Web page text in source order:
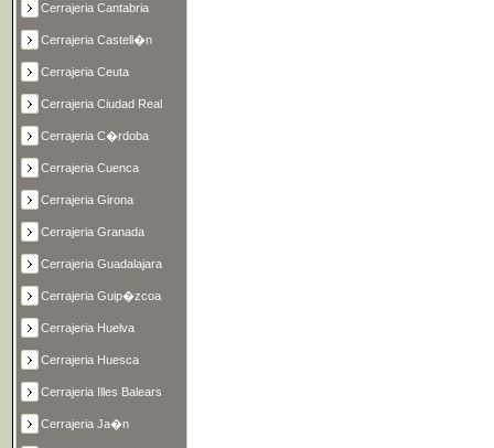
Cerrajeria Cantabria
Cerrajeria Castell�n
Cerrajeria Ceuta
Cerrajeria Ciudad Real
Cerrajeria C�rdoba
Cerrajeria Cuenca
Cerrajeria Girona
Cerrajeria Granada
Cerrajeria Guadalajara
Cerrajeria Guip�zcoa
Cerrajeria Huelva
Cerrajeria Huesca
Cerrajeria Illes Balears
Cerrajeria Ja�n